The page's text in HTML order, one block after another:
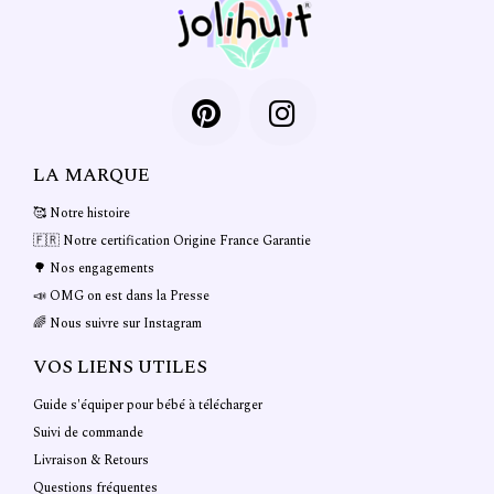
LA MARQUE
🥰 Notre histoire
🇫🇷 Notre certification Origine France Garantie
🌳 Nos engagements
📣 OMG on est dans la Presse
🌈 Nous suivre sur Instagram
VOS LIENS UTILES
Guide s'équiper pour bébé à télécharger
Suivi de commande
Livraison & Retours
Questions fréquentes